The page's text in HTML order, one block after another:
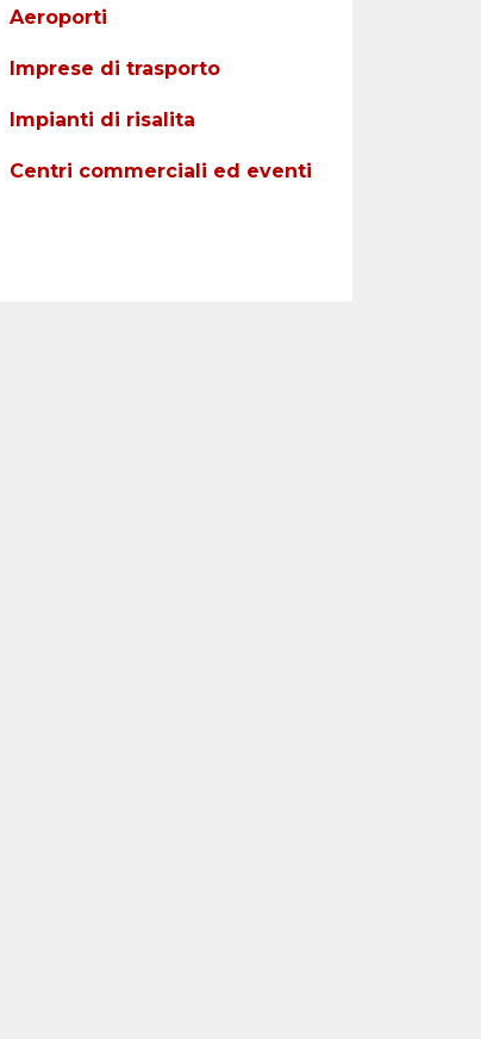
Aeroporti
Imprese di trasporto
Impianti di risalita
Centri commerciali ed eventi